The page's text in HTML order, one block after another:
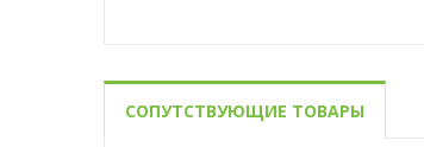
СОПУТСТВУЮЩИЕ ТОВАРЫ